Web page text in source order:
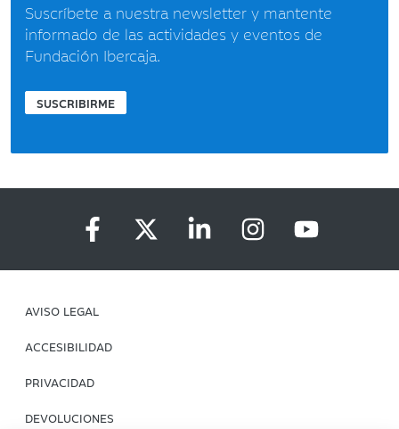
Suscríbete a nuestra newsletter y mantente
informado de las actividades y eventos de
Fundación Ibercaja.
SUSCRIBIRME
AVISO LEGAL
ACCESIBILIDAD
PRIVACIDAD
DEVOLUCIONES